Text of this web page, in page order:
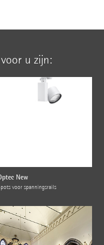
u zijn:
New
voor spanningsrails